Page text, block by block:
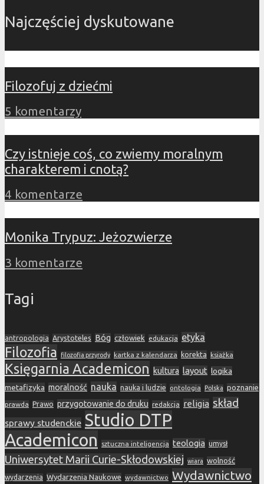
Najczęściej dyskutowane
Filozofuj z dziećmi
5 komentarzy
Czy istnieje coś, co zwiemy moralnym
charakterem i cnotą?
4 komentarze
Monika Trypuz: Jeżozwierze
3 komentarze
Tagi
antropologia Arystoteles Bóg człowiek edukacja etyka
Filozofia filozofia przyrody kartka z kalendarza korekta książka
Księgarnia Academicon kultura layout logika
metafizyka moralność nauka nauka i ludzie ontologia Polska poznanie
prawda Prawo przygotowanie do druku redakcja religia skład
sprawy studenckie Studio DTP
Academicon
sztuczna inteligencja teologia umysł
Uniwersytet Marii Curie-Skłodowskiej wiara wolność
wydarzenia Wydarzenia Naukowe wydawnictwo Wydawnictwo